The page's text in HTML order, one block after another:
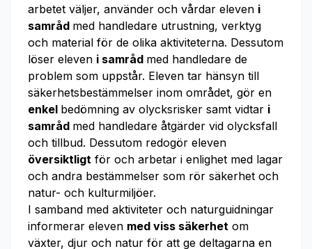
arbetet väljer, använder och vårdar eleven i
samråd med handledare utrustning, verktyg
och material för de olika aktiviteterna. Dessutom
löser eleven i samråd med handledare de
problem som uppstår. Eleven tar hänsyn till
säkerhetsbestämmelser inom området, gör en
enkel bedömning av olycksrisker samt vidtar i
samråd med handledare åtgärder vid olycksfall
och tillbud. Dessutom redogör eleven
översiktligt för och arbetar i enlighet med lagar
och andra bestämmelser som rör säkerhet och
natur- och kulturmiljöer.
I samband med aktiviteter och naturguidningar
informerar eleven med viss säkerhet om
växter, djur och natur för att ge deltagarna en